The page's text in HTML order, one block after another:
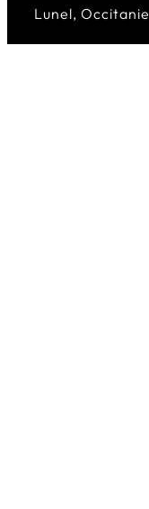
Lunel, Occitanie